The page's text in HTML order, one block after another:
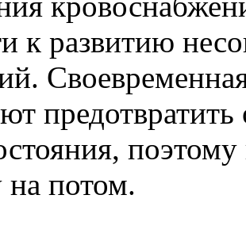
к развитию
поэтому
на потом.